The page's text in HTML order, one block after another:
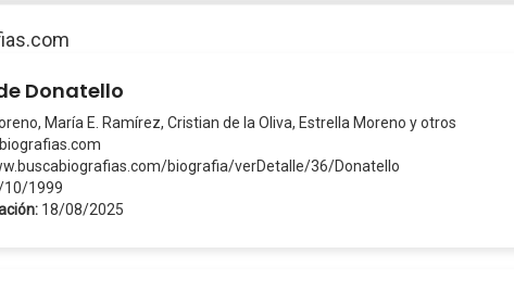
Donatello
María E. Ramírez, Cristian de la Oliva, Estrella Moreno y otros
biografia/verDetalle/36/Donatello
10/1999
18/08/2025